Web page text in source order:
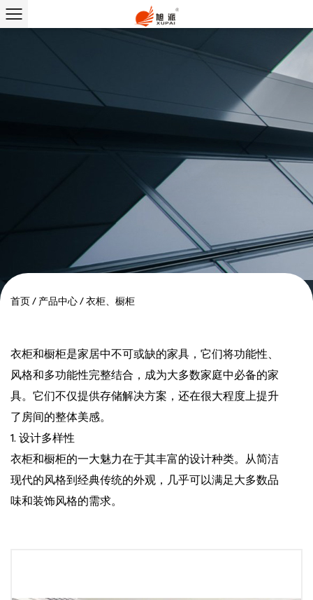
首页 / 产品中心 / 衣柜、橱柜
衣柜和橱柜是家居中不可或缺的家具，它们将功能性、
风格和多功能性完整结合，成为大多数家庭中必备的家
具。它们不仅提供存储解决方案，还在很大程度上提升
了房间的整体美感。
1. 设计多样性
衣柜和橱柜的一大魅力在于其丰富的设计种类。从简洁
现代的风格到经典传统的外观，几乎可以满足大多数品
味和装饰风格的需求。